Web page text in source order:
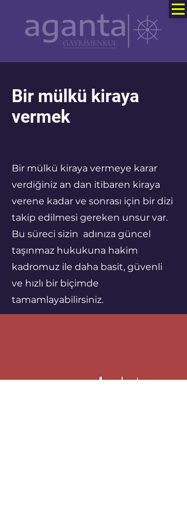
Bir mülkü kiraya
vermek
Bir mülkü kiraya vermeye karar
verdiğiniz an dan itibaren kiraya
verene kadar ve sonrası için bir dizi
takip edilmesi gereken unsur var.
Bu süreci sizin adınıza güncel
taşınmaz hukukuna hakim
kadromuz ile daha basit, güvenli
ve hızlı bir biçimde
tamamlayabilirsiniz.